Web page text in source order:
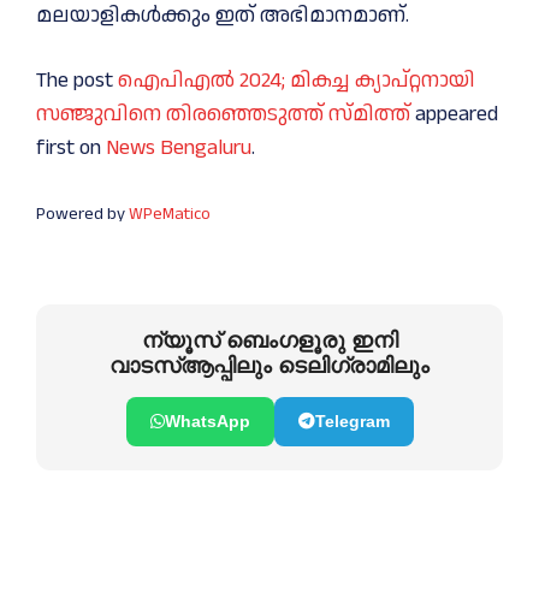
മലയാളികൾക്കും ഇത് അഭിമാനമാണ്.
The postഐപിഎൽ 2024; മികച്ച ക്യാപ്റ്റനായി
സഞ്ജുവിനെ തിരഞ്ഞെടുത്ത് സ്മിത്ത്appeared
first on News Bengaluru.
Powered byWPeMatico
ന്യൂസ് ബെംഗളൂരു ഇനി
വാടസ്ആപ്പിലും ടെലിഗ്രാമിലും
WhatsApp Telegram